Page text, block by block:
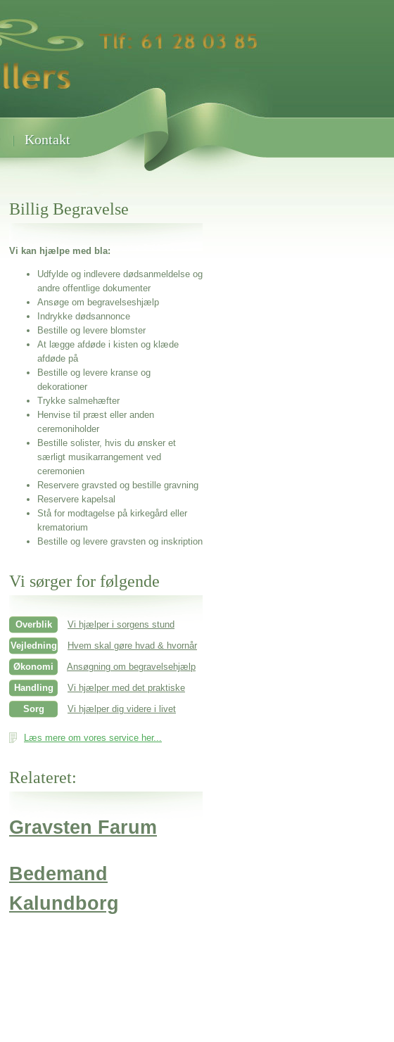
Kontakt
Billig Begravelse
Vi kan hjælpe med bla:
Udfylde og indlevere dødsanmeldelse og
andre offentlige dokumenter
Ansøge om begravelseshjælp
Indrykke dødsannonce
Bestille og levere blomster
At lægge afdøde i kisten og klæde
afdøde på
Bestille og levere kranse og
dekorationer
Trykke salmehæfter
Henvise til præst eller anden
ceremoniholder
Bestille solister, hvis du ønsker et
særligt musikarrangement ved
ceremonien
Reservere gravsted og bestille gravning
Reservere kapelsal
Stå for modtagelse på kirkegård eller
krematorium
Bestille og levere gravsten og inskription
Vi sørger for følgende
Overblik
Vi hjælper i sorgens stund
Vejledning
Hvem skal gøre hvad & hvornår
Økonomi
Ansøgning om begravelsehjælp
Handling
Vi hjælper med det praktiske
Sorg
Vi hjælper dig videre i livet
Læs mere om vores service her...
Relateret:
Gravsten Farum
Bedemand
Kalundborg